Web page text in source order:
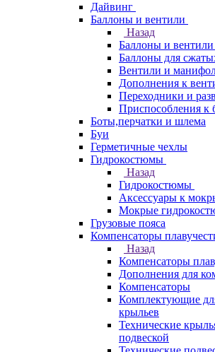
Дайвинг
Баллоны и вентили
Назад
Баллоны и вентили
Баллоны для
Вентили и
Дополнения к
Переходники и
Приспособления к
Боты,перчатки и шлема
Буи
Герметичные чехлы
Гидрокостюмы
Назад
Гидрокостюмы
Аксессуары к
Мокрые
Грузовые пояса
Компенсаторы
Назад
Компенсаторы
Дополнения для
Компенсаторы
Комплектующие
крыльев
Технические
подвеской